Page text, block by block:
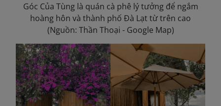
Góc Của Tùng là quán cà phê lý tưởng để ngắm
hoàng hôn và thành phố Đà Lạt từ trên cao
(Nguồn: Thần Thoại - Google Map)